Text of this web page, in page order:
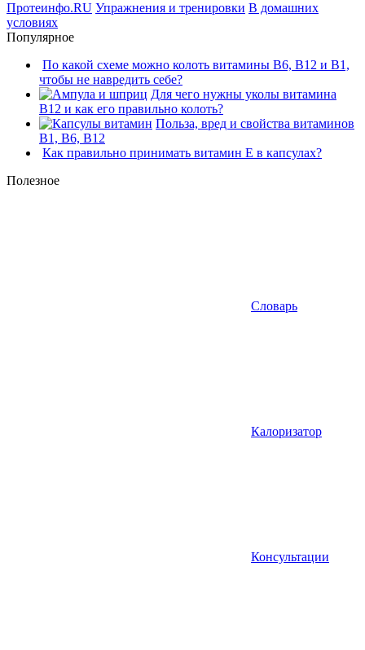
Протеинфо.RU Упражнения и тренировки В домашних
условиях
Популярное
По какой схеме можно колоть витамины В6, В12 и В1,
чтобы не навредить себе?
Для чего нужны уколы витамина
В12 и как его правильно колоть?
Польза, вред и свойства витаминов
В1, В6, В12
Как правильно принимать витамин Е в капсулах?
Полезное
Словарь
Калоризатор
Консультации